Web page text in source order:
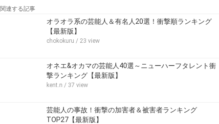
関連する記事
オラオラ系の芸能人＆有名人20選！衝撃順ランキング
【最新版】
chokokuru / 23 view
オネエ&オカマの芸能人40選～ニューハーフタレント衝
撃ランキング【最新版】
kent.n / 37 view
芸能人の事故！衝撃の加害者＆被害者ランキング
TOP27【最新版】